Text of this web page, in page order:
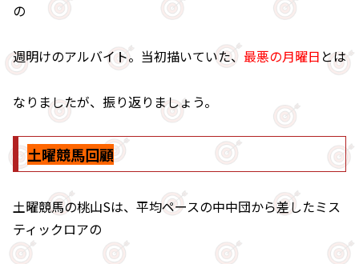
の
週明けのアルバイト。当初描いていた、 最悪の月曜日 とは
なりましたが、振り返りましょう。
土曜競馬回顧
土曜競馬の桃山Sは、平均ペースの中中団から差したミス
ティックロアの